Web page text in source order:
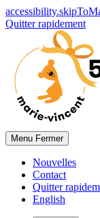
Quitter rapidement
Menu Fermer
Nouvelles
Contact
Quitter
English